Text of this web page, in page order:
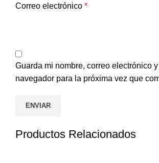
Correo electrónico *
Guarda mi nombre, correo electrónico
navegador para la próxima vez que
Productos Relacionados